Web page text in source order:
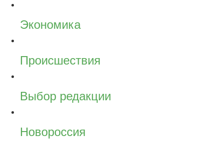
Экономика
Происшествия
Выбор редакции
Новороссия